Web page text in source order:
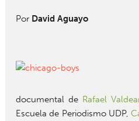
Por David Aguayo
documental de Rafael
Escuela de Periodismo UDP,